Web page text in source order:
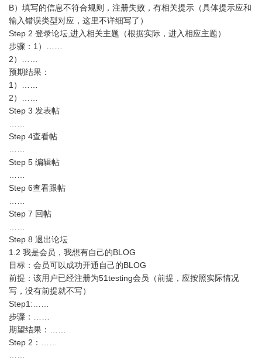
B）填写的信息不符合规则，注册失败，有相关提示（具体提示应和
输入错误类型对应，这里不详细写了）
Step 2 登录论坛,进入相关主题（根据实际，进入相应主题）
步骤：1）……
2）……
预期结果：
1）……
2）……
Step 3 发表帖
Step 4查看帖
Step 5 编辑帖
Step 6查看跟帖
Step 7 回帖
Step 8 退出论坛
1.2 我是会员，我想有自己的BLOG
目标：会员可以成功开通自己的BLOG
前提：该用户已经注册为51testing会员（前提，应按照实际情况
写，没有前提就不写）
Step1:……
步骤：……
期望结果：……
Step 2：……